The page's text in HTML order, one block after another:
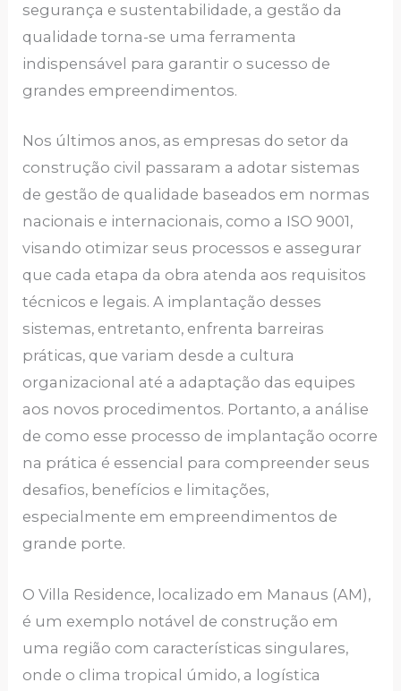
segurança e sustentabilidade, a gestão da
qualidade torna-se uma ferramenta
indispensável para garantir o sucesso de
grandes empreendimentos.
Nos últimos anos, as empresas do setor da
construção civil passaram a adotar sistemas
de gestão de qualidade baseados em normas
nacionais e internacionais, como a ISO 9001,
visando otimizar seus processos e assegurar
que cada etapa da obra atenda aos requisitos
técnicos e legais. A implantação desses
sistemas, entretanto, enfrenta barreiras
práticas, que variam desde a cultura
organizacional até a adaptação das equipes
aos novos procedimentos. Portanto, a análise
de como esse processo de implantação ocorre
na prática é essencial para compreender seus
desafios, benefícios e limitações,
especialmente em empreendimentos de
grande porte.
O Villa Residence, localizado em Manaus (AM),
é um exemplo notável de construção em
uma região com características singulares,
onde o clima tropical úmido, a logística